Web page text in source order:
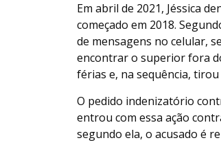
Em abril de 2021, Jéssica
começado em 2018.
de mensagens no celular,
encontrar o superior fora
férias e, na sequência,
O pedido indenizatório
entrou com essa ação
segundo ela, o acusado é